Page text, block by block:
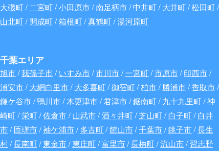
大磯町/二宮町/小田原市/南足柄市/中井町/大井町/松田町/
山北町/開成町/箱根町/真鶴町/湯河原町
千葉エリア
旭市/我孫子市/いすみ市/市川市/一宮町/市原市/印西市/
浦安市/大網白里市/大多喜町/御宿町/柏市/勝浦市/香取市/
鎌ケ谷市/鴨川市/木更津市/君津市/鋸南町/九十九里町/神
崎町/栄町/佐倉市/山武市/酒々井町/芝山町/白子町/白井
市/匝瑳市/袖ケ浦市/多古町/館山市/千葉市/銚子市/長生
村/長南町/東金市/東庄町/富里市/長柄町/流山市/習志野